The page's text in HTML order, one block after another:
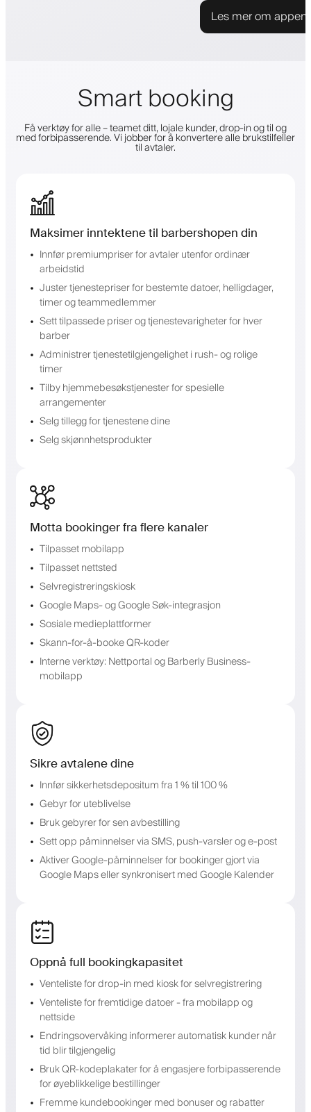
Les mer om appen
Smart booking
Få verktøy for alle – teamet ditt, lojale kunder, drop-in og til og
med forbipasserende. Vi jobber for å konvertere alle brukstilfeller
til avtaler.
Maksimer inntektene til barbershopen din
Innfør premiumpriser for avtaler utenfor ordinær
arbeidstid
Juster tjenestepriser for bestemte datoer, helligdager,
timer og teammedlemmer
Sett tilpassede priser og tjenestevarigheter for hver
barber
Administrer tjenestetilgjengelighet i rush- og rolige
timer
Tilby hjemmebesøkstjenester for spesielle
arrangementer
Selg tillegg for tjenestene dine
Selg skjønnhetsprodukter
Motta bookinger fra flere kanaler
Tilpasset mobilapp
Tilpasset nettsted
Selvregistreringskiosk
Google Maps- og Google Søk-integrasjon
Sosiale medieplattformer
Skann-for-å-booke QR-koder
Interne verktøy: Nettportal og Barberly Business-
mobilapp
Sikre avtalene dine
Innfør sikkerhetsdepositum fra 1 % til 100 %
Gebyr for uteblivelse
Bruk gebyrer for sen avbestilling
Sett opp påminnelser via SMS, push-varsler og e-post
Aktiver Google-påminnelser for bookinger gjort via
Google Maps eller synkronisert med Google Kalender
Oppnå full bookingkapasitet
Venteliste for drop-in med kiosk for selvregistrering
Venteliste for fremtidige datoer - fra mobilapp og
nettside
Endringsovervåking informerer automatisk kunder når
tid blir tilgjengelig
Bruk QR-kodeplakater for å engasjere forbipasserende
for øyeblikkelige bestillinger
Fremme kundebookinger med bonuser og rabatter